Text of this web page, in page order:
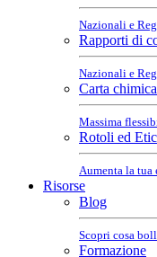
Nazionali e
Rapporti di
Nazionali e
Carta
Massima
Rotoli ed
Aumenta la tua
Risorse
Blog
Scopri cosa
Formazione